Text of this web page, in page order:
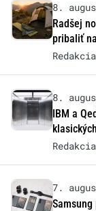
8.
Radšej
pribaliť
8.
IBM a
7.